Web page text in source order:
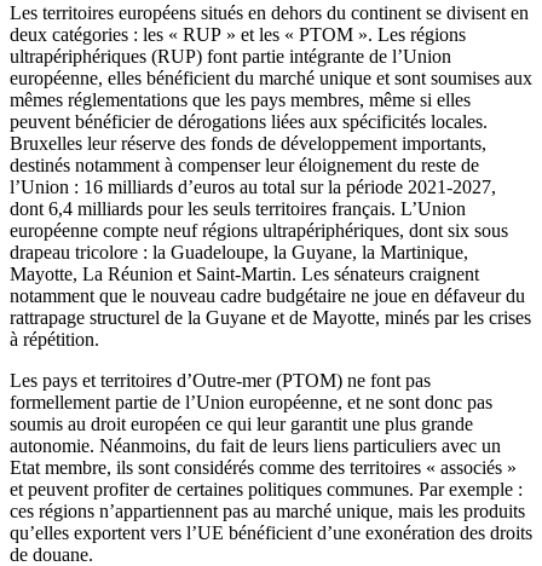
Les territoires européens situés en dehors du continent se divisent en
deux catégories : les « RUP » et les « PTOM ». Les régions
ultrapériphériques (RUP) font partie intégrante de l’Union
européenne, elles bénéficient du marché unique et sont soumises aux
mêmes réglementations que les pays membres, même si elles
peuvent bénéficier de dérogations liées aux spécificités locales.
Bruxelles leur réserve des fonds de développement importants,
destinés notamment à compenser leur éloignement du reste de
l’Union : 16 milliards d’euros au total sur la période 2021-2027,
dont 6,4 milliards pour les seuls territoires français. L’Union
européenne compte neuf régions ultrapériphériques, dont six sous
drapeau tricolore : la Guadeloupe, la Guyane, la Martinique,
Mayotte, La Réunion et Saint-Martin. Les sénateurs craignent
notamment que le nouveau cadre budgétaire ne joue en défaveur du
rattrapage structurel de la Guyane et de Mayotte, minés par les crises
à répétition.
Les pays et territoires d’Outre-mer (PTOM) ne font pas
formellement partie de l’Union européenne, et ne sont donc pas
soumis au droit européen ce qui leur garantit une plus grande
autonomie. Néanmoins, du fait de leurs liens particuliers avec un
Etat membre, ils sont considérés comme des territoires « associés »
et peuvent profiter de certaines politiques communes. Par exemple :
ces régions n’appartiennent pas au marché unique, mais les produits
qu’elles exportent vers l’UE bénéficient d’une exonération des droits
de douane.